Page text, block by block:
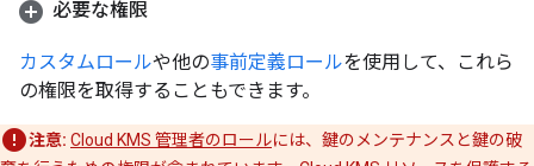
必要な権限
カスタムロールや他の事前定義ロールを使用して、これら
の権限を取得することもできます。
注意: Cloud KMS 管理者のロールには、鍵のメンテナンスと鍵の破